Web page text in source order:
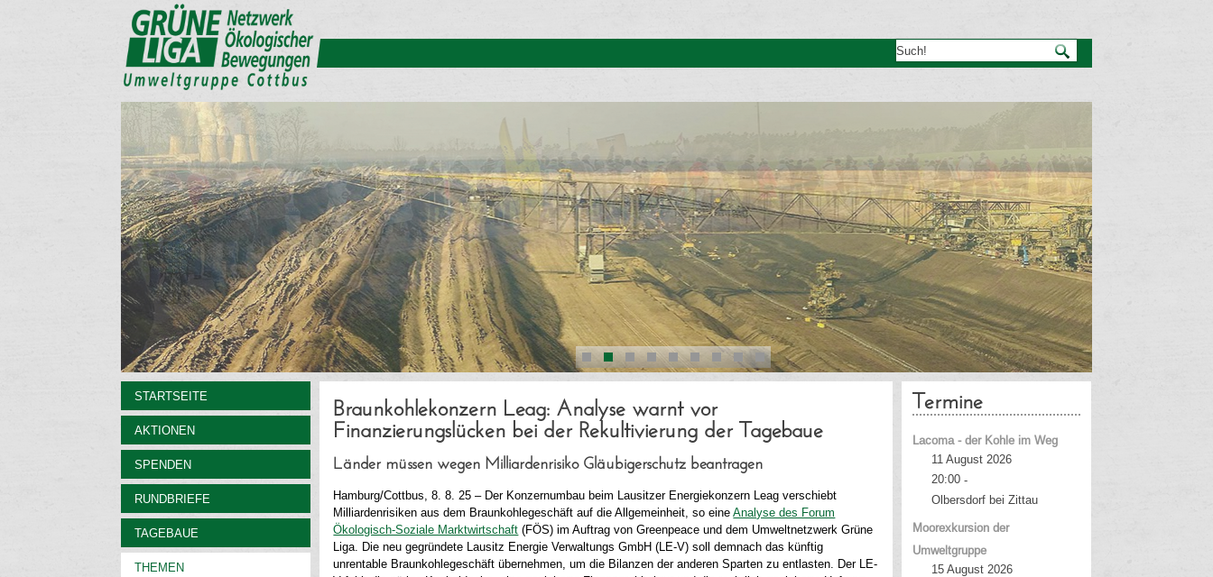
STARTSEITE
AKTIONEN
SPENDEN
RUNDBRIEFE
TAGEBAUE
THEMEN
Braunkohlekonzern Leag: Analyse warnt vor
Finanzierungslücken bei der Rekultivierung der Tagebaue
Länder müssen wegen Milliardenrisiko Gläubigerschutz beantragen
Hamburg/Cottbus, 8. 8. 25 – Der Konzernumbau beim Lausitzer Energiekonzern Leag verschiebt
Milliardenrisiken aus dem Braunkohlegeschäft auf die Allgemeinheit, so eineAnalyse des Forum
Ökologisch-Soziale Marktwirtschaft (FÖS) im Auftrag von Greenpeace und dem Umweltnetzwerk Grüne
Liga. Die neu gegründete Lausitz Energie Verwaltungs GmbH (LE-V) soll demnach das künftig
unrentable Braunkohlegeschäft übernehmen, um die Bilanzen der anderen Sparten zu entlasten. Der LE-
Termine
Lacoma - der Kohle im Weg
11 August 2026
20:00 -
Olbersdorf bei Zittau
Moorexkursion der
Umweltgruppe
15 August 2026